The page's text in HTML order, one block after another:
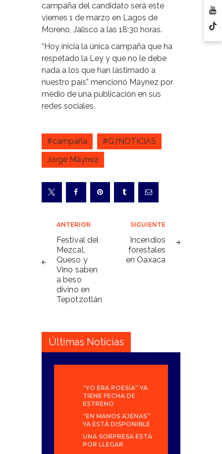
campaña del candidato será este
viernes 1 de marzo en Lagos de
Moreno, Jalisco a las 18:30 horas.
“Hoy inicia la única campaña que ha
respetado la Ley y que no le debe
nada a los que han lastimado a
nuestro país” mencionó Máynez por
medio de una publicación en sus
redes sociales.
#campaña
#G7NOTICIAS
Jorge Máynez
Navegación
de
entradas
ANTERIOR
Festival del
Mezcal,
Queso y
Vino saben
a beso
divino en
Tepotzotlán
SIGUIENTE
Incendios
forestales
en Oaxaca
Últimas Noticias
“YO ERA POESÍA” YA
TIENE FECHA DE
ESTRENO
“EN MANOS AJENAS”
YA ESTÁ DISPONIBLE
UNA SORPRESA ESTÁ
POR LLEGAR